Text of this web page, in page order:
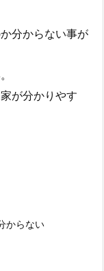
分からない事が
が分かりやす
からない